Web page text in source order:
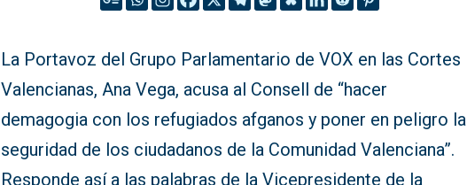
La Portavoz del Grupo Parlamentario de VOX en las Cortes
Valencianas, Ana Vega, acusa al Consell de “hacer
demagogia con los refugiados afganos y poner en peligro la
seguridad de los ciudadanos de la Comunidad Valenciana”.
Responde así a las palabras de la Vicepresidente de la